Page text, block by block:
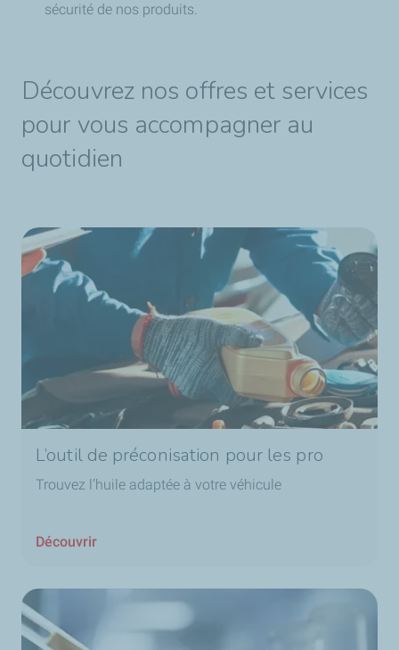
sécurité de nos produits.
Découvrez nos offres et services
pour vous accompagner au
quotidien
L’outil de préconisation pour les pro
Trouvez l’huile adaptée à votre véhicule
Découvrir